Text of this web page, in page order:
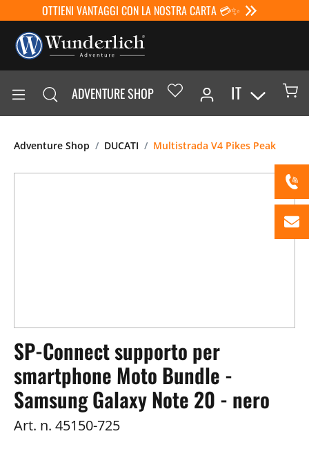
OTTIENI VANTAGGI CON LA NOSTRA CARTA 💳✨
ADVENTURE SHOP IT
Adventure Shop DUCATI Multistrada V4 Pikes Peak
SP-Connect supporto per
smartphone Moto Bundle -
Samsung Galaxy Note 20 - nero
Art. n. 45150-725